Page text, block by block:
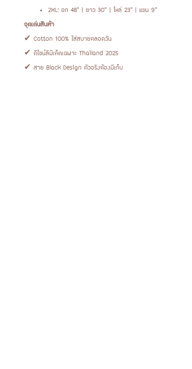
2XL: อก 48” | ยาว 30” | ไหล่ 23” | แขน 9”
จุดเด่นสินค้า
✔ Cotton 100% ใส่สบายตลอดวัน
✔ ดีไซน์ลิมิเต็ดเฉพาะ Thailand 2025
✔ สาย Black Design ตัวจริงต้องมีเก็บ